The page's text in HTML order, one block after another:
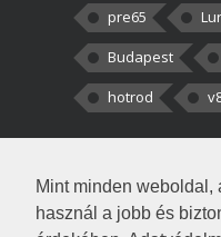
Mint minden weboldal,
használ a jobb és
pre65
Budapest
hotrod
kortisz:
darabbaal